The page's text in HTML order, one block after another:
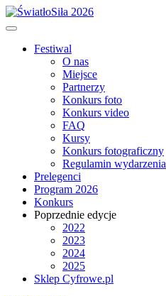
Festiwal
O nas
Miejsce
Partnerzy
Konkurs foto
Konkurs video
FAQ
Kursy
Konkurs fotograficzny
Regulamin wydarzenia
Prelegenci
Program 2026
Konkurs
Poprzednie edycje
2022
2023
2024
2025
Sklep Cyfrowe.pl